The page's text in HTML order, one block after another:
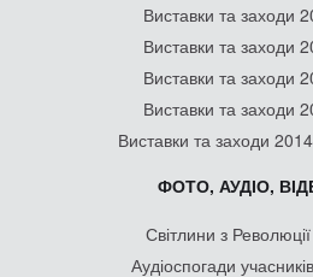
Виставки та заходи
Виставки та заходи
Виставки та заходи
Виставки та заходи
Виставки та заходи
ФОТО, АУДІО,
Світлини з Революції
Аудіоспогади